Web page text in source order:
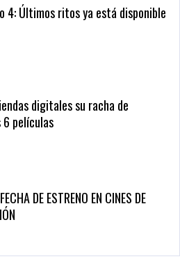
digitales su racha de
DE ESTRENO EN CINES DE
en la Vida Real que te Helarán